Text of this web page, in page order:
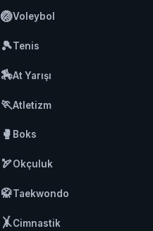
🏐Voleybol
🎾Tenis
🏇At Yarışı
🏃Atletizm
🥊 Boks
🏹Okçuluk
🥋Taekwondo
🤸Cimnastik